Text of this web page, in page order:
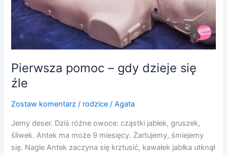
Pierwsza pomoc – gdy dzieje się
źle
Zostaw komentarz / rodzice /Agata
Jemy deser. Dziś różne owoce: cząstki jabłek, gruszek,
śliwek. Antek ma może 9 miesięcy. Żartujemy, śmiejemy
się. Nagle Antek zaczyna się krztusić, kawałek jabłka utknął